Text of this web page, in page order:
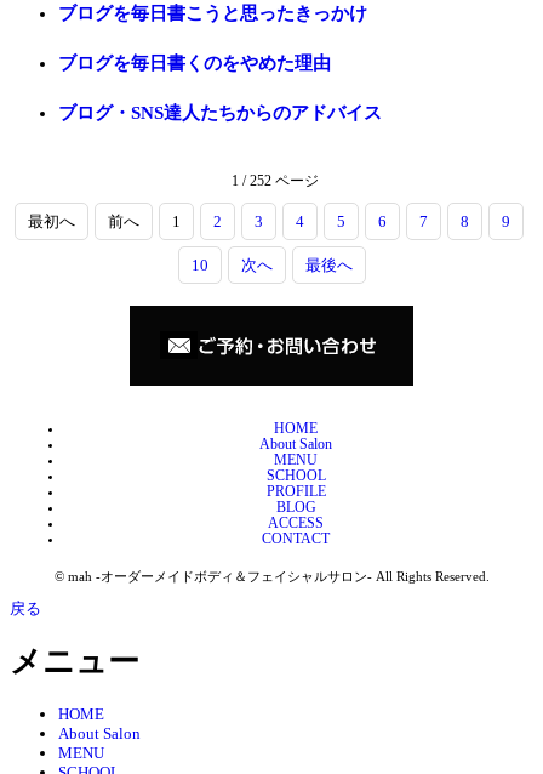
ブログを毎日書こうと思ったきっかけ
ブログを毎日書くのをやめた理由
ブログ・SNS達人たちからのアドバイス
1 / 252 ページ
最初へ 前へ 1 2 3 4 5 6 7 8 9
10 次へ 最後へ
HOME
About Salon
MENU
SCHOOL
PROFILE
BLOG
ACCESS
CONTACT
© mah -オーダーメイドボディ＆フェイシャルサロン- All Rights Reserved.
戻る
メニュー
HOME
About Salon
MENU